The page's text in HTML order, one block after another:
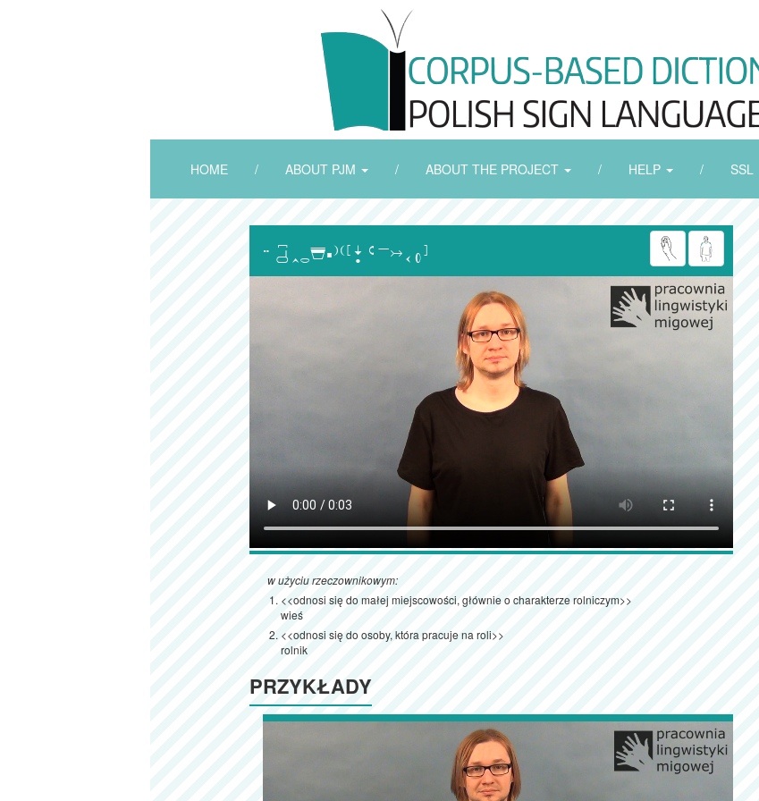
HOME / ABOUT PJM / ABOUT THE PROJECT / HELP / SSL

w użyciu rzeczownikowym:
<<odnosi się do małej miejscowości, głównie o charakterze rolniczym>>
wieś
<<odnosi się do osoby, która pracuje na roli>>
rolnik
PRZYKŁADY